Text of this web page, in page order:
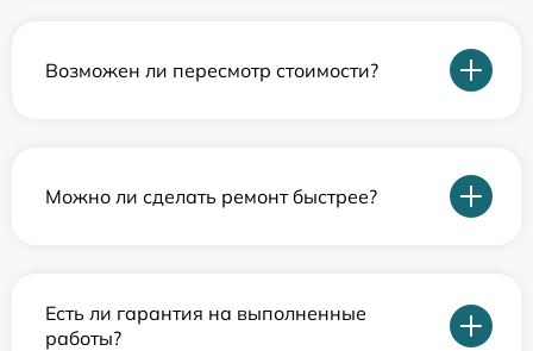
Возможен ли пересмотр стоимости?
Можно ли сделать ремонт быстрее?
Есть ли гарантия на выполненные
работы?